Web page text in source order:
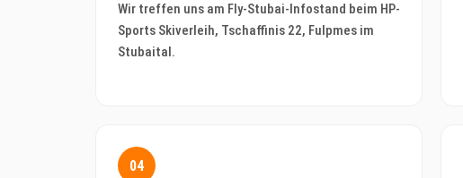
Wir treffen uns am Fly-Stubai-Infostand beim HP-
Sports Skiverleih, Tschaffinis 22, Fulpmes im
Stubaital.
04